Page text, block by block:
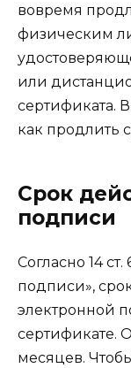
вовремя
физическим
или
сертификата.
как продлить
Срок
подписи
Согласно 14
подписи»,
электронной
сертификате.
месяцев.